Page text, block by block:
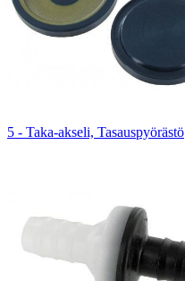
5 - Taka-akseli, Tasauspyörästö